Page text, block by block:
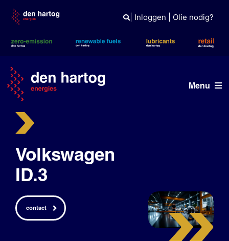
content
| Inloggen Olie nodig?
Menu
Volkswagen
ID.3
contact